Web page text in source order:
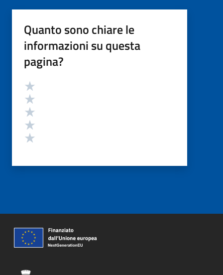
Quanto sono chiare le
informazioni su questa
pagina?
Valutazione